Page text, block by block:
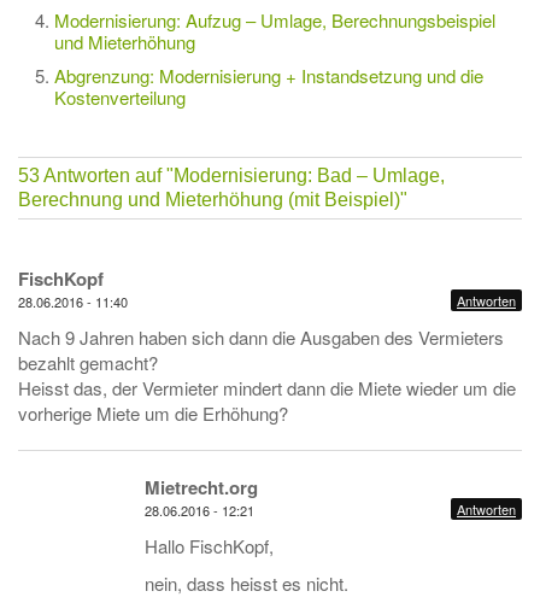
Modernisierung: Aufzug – Umlage, Berechnungsbeispiel
und Mieterhöhung
Abgrenzung: Modernisierung + Instandsetzung und die
Kostenverteilung
53 Antworten auf"Modernisierung: Bad – Umlage,
Berechnung und Mieterhöhung (mit Beispiel)"
FischKopf
28.06.2016 - 11:40 Antworten
Nach 9 Jahren haben sich dann die Ausgaben des Vermieters
bezahlt gemacht?
Heisst das, der Vermieter mindert dann die Miete wieder um die
vorherige Miete um die Erhöhung?
Mietrecht.org
28.06.2016 - 12:21 Antworten
Hallo FischKopf,
nein, dass heisst es nicht.